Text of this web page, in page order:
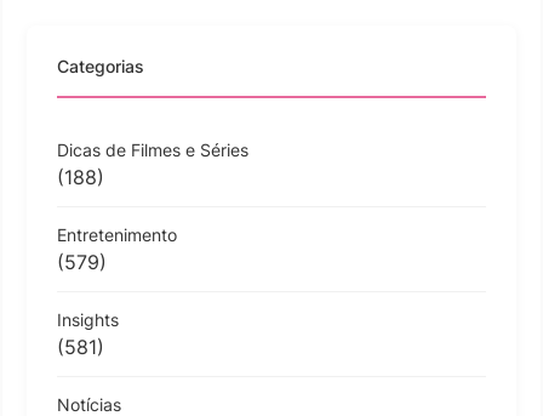
Categorias
Dicas de Filmes e Séries
(188)
Entretenimento
(579)
Insights
(581)
Notícias